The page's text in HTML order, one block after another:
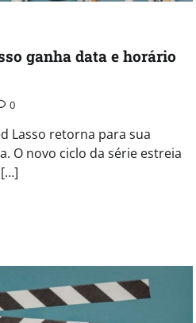
ganha data e horário
0
Lasso retorna para sua
O novo ciclo da série estreia